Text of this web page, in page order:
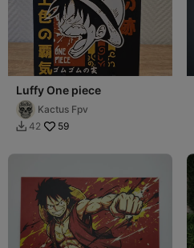
Luffy One piece
Kactus Fpv
 42 59